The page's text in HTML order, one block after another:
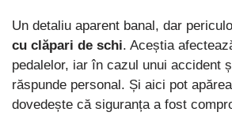
Un detaliu aparent banal, dar
cu clăpari de schi. Aceștia
pedalelor, iar în cazul unui accident
răspunde personal. Și aici pot
dovedește că siguranța a fost